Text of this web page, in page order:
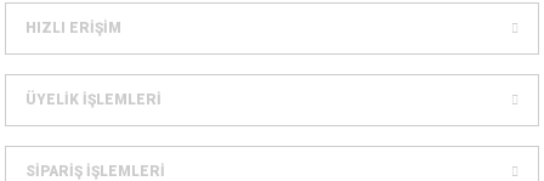
Ekipmanları
HIZLI ERİŞİM
ÜYELİK İŞLEMLERİ
SİPARİŞ İŞLEMLERİ